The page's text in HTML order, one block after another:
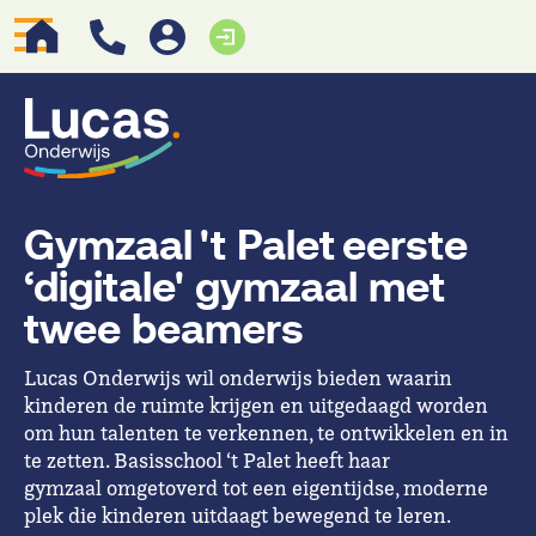
Gymzaal 't Palet eerste
‘digitale' gymzaal met
twee beamers
Lucas Onderwijs wil onderwijs bieden waarin
kinderen de ruimte krijgen en uitgedaagd worden
om hun talenten te verkennen, te ontwikkelen en in
te zetten. Basisschool ‘t Palet heeft haar
gymzaal omgetoverd tot een eigentijdse, moderne
plek die kinderen uitdaagt bewegend te leren.